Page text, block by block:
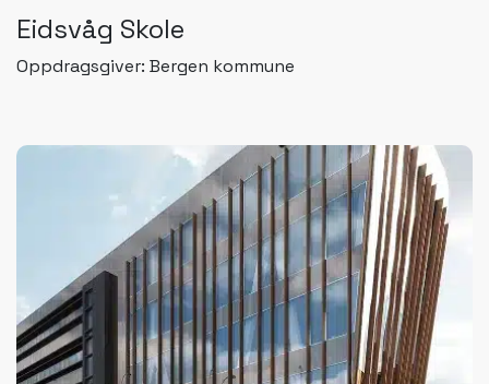
Eidsvåg Skole
Oppdragsgiver: Bergen kommune